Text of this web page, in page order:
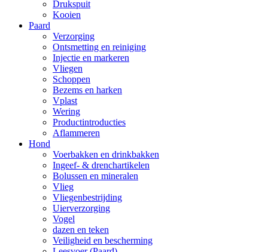
Drukspuit
Kooien
Paard
Verzorging
Ontsmetting en reiniging
Injectie en markeren
Vliegen
Schoppen
Bezems en harken
Vplast
Wering
Productintroducties
Aflammeren
Hond
Voerbakken en drinkbakken
Ingeef- & drenchartikelen
Bolussen en mineralen
Vlieg
Vliegenbestrijding
Uierverzorging
Vogel
dazen en teken
Veiligheid en bescherming